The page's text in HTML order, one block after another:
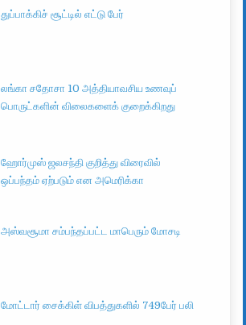
துப்பாக்கிச் சூட்டில் எட்டு பேர்
லங்கா சதோசா 10 அத்தியாவசிய உணவுப்
பொருட்களின் விலைகளைக் குறைக்கிறது
ஹோர்முஸ் ஜலசந்தி குறித்து விரைவில்
ஒப்பந்தம் ஏற்படும் என அமெரிக்கா
அஸ்வசூமா சம்பந்தப்பட்ட மாபெரும் மோசடி
மோட்டார் சைக்கிள் விபத்துகளில் 749பேர் பலி